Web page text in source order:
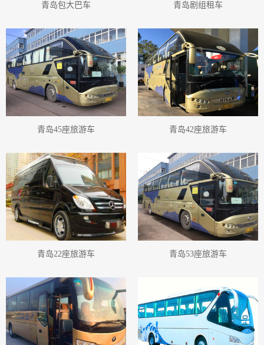
青岛旅游中巴租赁
青岛旅游中巴出租
青岛旅游用车中巴
青岛旅游中巴车车队
青岛旅游大巴
青岛旅游客车大巴
青岛旅游大巴车队
青岛旅游大巴租赁
青岛旅游小车
青岛旅游小车小车
青岛旅游小车车队
青岛旅游小车租赁
青岛旅游小车出租
青岛旅游用车小车
青岛旅游班车
青岛租车行班车
青岛班车租车公司
青岛班车租赁公司
青岛旅游班车班车
青岛旅游班车车队
青岛旅游班车租赁
青岛租车价格班车
青岛租车接送班车
青岛租车须知班车
青岛班车汽车公司
青岛机场接送班车
青岛高铁接送班车
青岛旅游用车班车
青岛班车包车公司
青岛旅游包车班车
青岛包车旅游班车
青岛包车小车 青岛小车包车
青岛包车小巴
青岛小巴包车
青岛小巴包车公司
青岛旅游包车小巴
青岛包车旅游小巴
青岛小车包车公司
青岛旅游包车小车
青岛机场接送小车
青岛高铁接送小车
青岛站租车小车
青岛包车旅游小车
青岛高铁接送大巴
青岛站租车大巴
青岛包车旅游大巴
青岛高铁接送小巴
青岛站租车小巴
青岛高铁接送小巴士
青岛站租车小巴士
青岛包车旅游小巴士
青岛旅游包车中巴
青岛高铁站接送
青岛租旅游车
青岛会议用车 青岛租商务车
青岛租车行
青岛租车旅游
青岛汽车租赁公司
青岛包大巴车 青岛剧组租车
青岛45座旅游车 青岛42座旅游车
青岛22座旅游车 青岛53座旅游车